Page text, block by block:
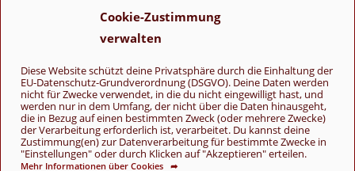
Cookie-Zustimmung
verwalten
Diese Website schützt deine Privatsphäre durch die Einhaltung der
EU-Datenschutz-Grundverordnung (DSGVO). Deine Daten werden
nicht für Zwecke verwendet, in die du nicht eingewilligt hast, und
werden nur in dem Umfang, der nicht über die Daten hinausgeht,
die in Bezug auf einen bestimmten Zweck (oder mehrere Zwecke)
der Verarbeitung erforderlich ist, verarbeitet. Du kannst deine
Zustimmung(en) zur Datenverarbeitung für bestimmte Zwecke in
"Einstellungen" oder durch Klicken auf "Akzeptieren" erteilen.
Mehr Informationen über Cookies ➦
Tencel
Yak
Folge uns